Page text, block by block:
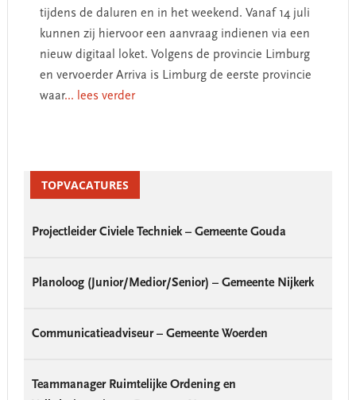
tijdens de daluren en in het weekend. Vanaf 14 juli
kunnen zij hiervoor een aanvraag indienen via een
nieuw digitaal loket. Volgens de provincie Limburg
en vervoerder Arriva is Limburg de eerste provincie
waar... lees verder
SidebarTOPVACATURES
Projectleider Civiele Techniek – Gemeente Gouda
Planoloog (Junior/Medior/Senior) – Gemeente Nijkerk
Communicatieadviseur – Gemeente Woerden
Teammanager Ruimtelijke Ordening en